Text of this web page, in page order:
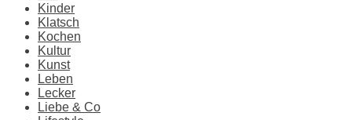
Kinder
Klatsch
Kochen
Kultur
Kunst
Leben
Lecker
Liebe & Co